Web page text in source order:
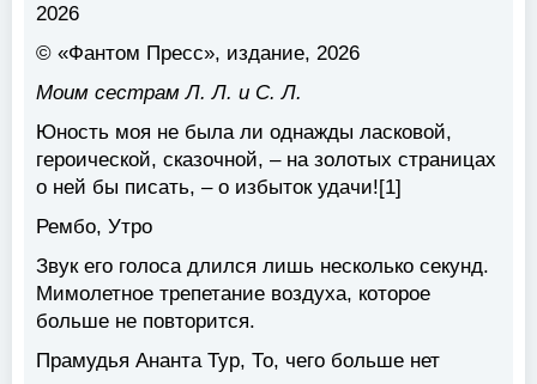
2026
© «Фантом Пресс», издание, 2026
Моим сестрам Л. Л. и С. Л.
Юность моя не была ли однажды ласковой,
героической, сказочной, – на золотых страницах
о ней бы писать, – о избыток удачи![1]
Рембо, Утро
Звук его голоса длился лишь несколько секунд.
Мимолетное трепетание воздуха, которое
больше не повторится.
Прамудья Ананта Тур, То, чего больше нет